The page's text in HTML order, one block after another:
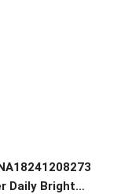
Daily Bright